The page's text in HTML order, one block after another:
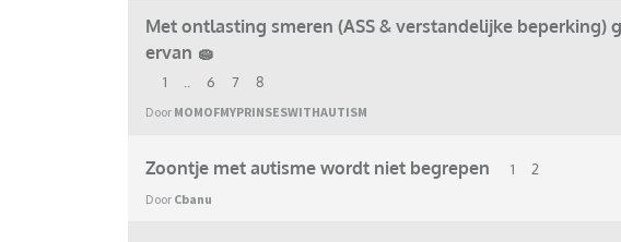
Met ontlasting smeren (ASS & verstandelijke beperking)
ervan 🧽
1 .. 6 7 8
Door MOMOFMYPRINSESWITHAUTISM
Zoontje met autisme wordt niet begrepen 1 2
Door Cbanu